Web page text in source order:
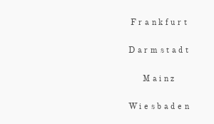
Frankfurt
Darmstadt
Mainz
Wiesbaden